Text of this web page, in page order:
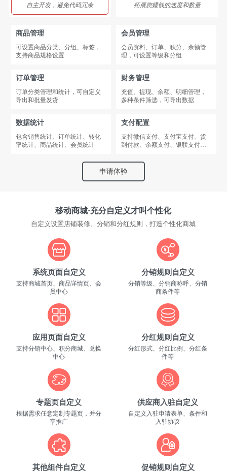
自主开发，避免代码冗余 拓展您赚钱的速度和数量
商品管理
可设置商品分类、分组、标签，
支持商品规格设置
会员管理
会员资料、订单、积分、余额管
理，可设置等级和分组
订单管理
订单分类管理和统计，可自定义
导出和批量发货
财务管理
充值、提现、余额、明细管理，
多种条件筛选，可导出数据
数据统计
包含销售统计、订单统计、转化
率统计、商品统计、会员统计
支付配置
支持微信支付、支付宝支付、货
到付款、余额支付、银联支付、
申请体验
移动商城·充分自定义才叫个性化
自定义设置店铺装修、分销和分红规则，打造个性化商城
系统页面自定义
支持商城首页、商品详情页、会
员中心
应用页面自定义
支持分销中心、积分商城、兑换
中心
专题页自定义
根据需求任意定制专题页，并分
享推广
其他组件自定义
分销规则自定义
分销等级、分销商称呼、分销
商条件等
分红规则自定义
分红形式、分红比例、分红条
件等
供应商入驻自定义
自定义入驻申请表单、条件和
入驻协议
促销规则自定义